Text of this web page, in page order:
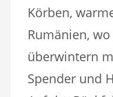
Körben,
Rumänien,
überwintern
Spender und